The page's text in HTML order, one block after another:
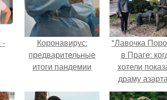
-
Коронавирус:
предварительные
итоги пандемии
"Лавочка
в Праге:
хотели
драму
получился